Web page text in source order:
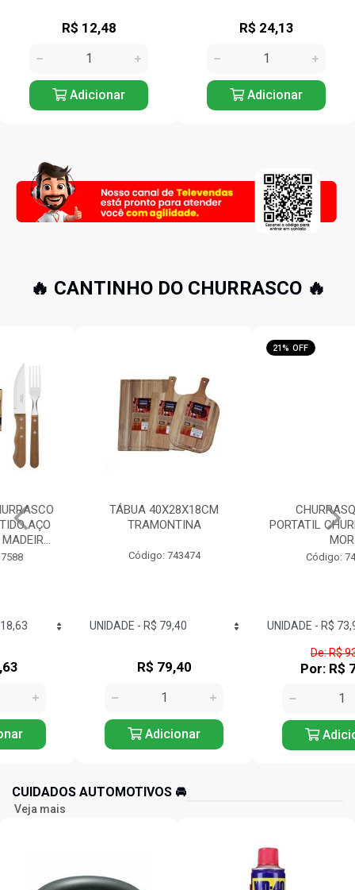
R$ 12,48
Adicionar
R$ 24,13
Adicionar
🔥 CANTINHO DO CHURRASCO 🔥
TÁBUA 40X28X18CM
CHURRASQUEIRA
PORTATIL CHURRAS TO GO
Por: R$ 73,90
CUIDADOS AUTOMOTIVOS 🚘️
Veja mais